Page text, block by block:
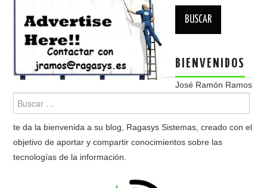
BIENVENIDOS
José Ramón Ramos
te da la bienvenida a su blog, Ragasys Sistemas, creado con el
objetivo de aportar y compartir conocimientos sobre las
tecnologías de la información.